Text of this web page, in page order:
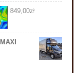
849,00zł